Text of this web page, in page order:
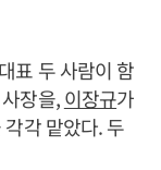
표 두 사람이 함
장을,이장규가
각 맡았다. 두